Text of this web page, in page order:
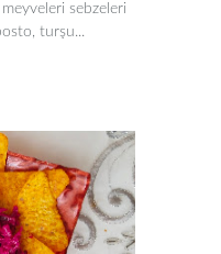
sebzeleri
turşu...